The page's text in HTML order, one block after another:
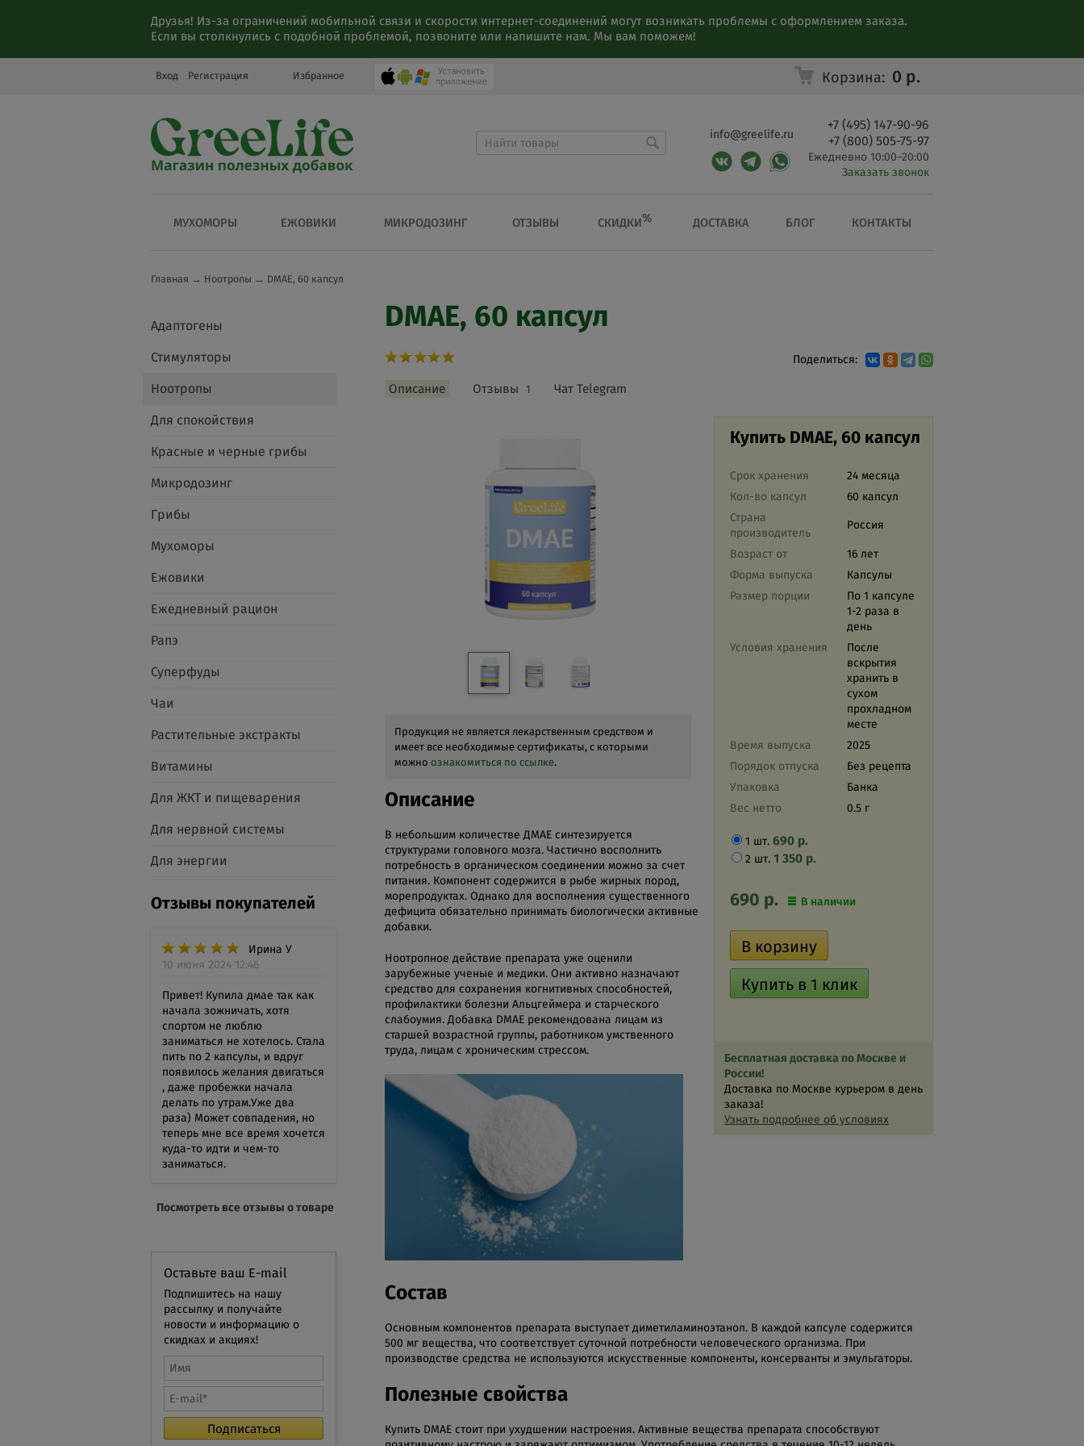
Друзья! Из-за ограничений мобильной связи и скорости интернет-соединений могут возникать проблемы с оформлением заказа.
Если вы столкнулись с подобной проблемой, позвоните или напишите нам. Мы вам поможем!
Вход Регистрация Избранное Корзина: 0 р.
info@greelife.ru
+7 (495) 147-90-96
+7 (800) 505-75-97
Ежедневно 10:00–20:00
Заказать звонок
МУХОМОРЫ ЕЖОВИКИ МИКРОДОЗИНГ ОТЗЫВЫ СКИДКИ% ДОСТАВКА БЛОГ КОНТАКТЫ
Главная → Ноотропы → DMAE, 60 капсул
Адаптогены
Стимуляторы
Ноотропы
Для спокойствия
Красные и черные грибы
Микродозинг
Грибы
Мухоморы
Ежовики
Ежедневный рацион
Рапэ
Суперфуды
Чаи
Растительные экстракты
Витамины
Для ЖКТ и пищеварения
Для нервной системы
Для энергии
Отзывы покупателей
Ирина У
10 июня 2024 12:46
Привет! Купила дмае так как
начала зожничать, хотя
спортом не люблю
заниматься не хотелось. Стала
пить по 2 капсулы, и вдруг
появилось желания двигаться
, даже пробежки начала
делать по утрам.Уже два
раза) Может совпадения, но
теперь мне все время хочется
куда-то идти и чем-то
заниматься.
Посмотреть все отзывы о товаре
Оставьте ваш E-mail
Подпишитесь на нашу
рассылку и получайте
новости и информацию о
скидках и акциях!
DMAE, 60 капсул
Поделиться:
Описание Отзывы 1 Чат Telegram
Купить DMAE, 60 капсул
Срок хранения
24 месяца
Кол-во капсул
60 капсул
Страна
производитель
Россия
Возраст от
16 лет
Форма выпуска
Капсулы
Размер порции
По 1 капсуле
1-2 раза в
день
Условия хранения
После
вскрытия
хранить в
сухом
прохладном
месте
Время выпуска
2025
Порядок отпуска
Без рецепта
Упаковка
Банка
Вес нетто
0.5 г
1 шт. 690 р.
2 шт. 1 350 р.
690 р. В наличии
Бесплатная доставка по Москве и
России!
Доставка по Москве курьером в день
заказа!
Узнать подробнее об условиях
Продукция не является лекарственным средством и
имеет все необходимые сертификаты, с которыми
можно ознакомиться по ссылке.
Описание
В небольшим количестве ДМАЕ синтезируется
структурами головного мозга. Частично восполнить
потребность в органическом соединении можно за счет
питания. Компонент содержится в рыбе жирных пород,
морепродуктах. Однако для восполнения существенного
дефицита обязательно принимать биологически активные
добавки.
Ноотропное действие препарата уже оценили
зарубежные ученые и медики. Они активно назначают
средство для сохранения когнитивных способностей,
профилактики болезни Альцгеймера и старческого
слабоумия. Добавка DMAE рекомендована лицам из
старшей возрастной группы, работником умственного
труда, лицам с хроническим стрессом.
Состав
Основным компонентов препарата выступает диметиламиноэтанол. В каждой капсуле содержится
500 мг вещества, что соответствует суточной потребности человеческого организма. При
производстве средства не используются искусственные компоненты, консерванты и эмульгаторы.
Полезные свойства
Купить DMAE стоит при ухудшении настроения. Активные вещества препарата способствуют